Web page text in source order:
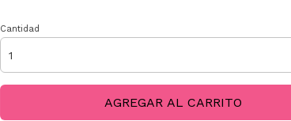
Cantidad
AGREGAR AL CARRITO